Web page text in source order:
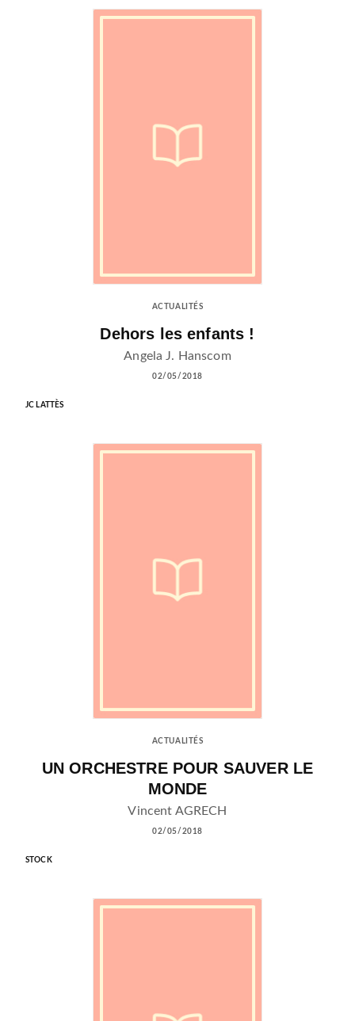
ACTUALITÉS
Dehors les enfants !
Angela J. Hanscom
02/05/2018
JC LATTÈS
ACTUALITÉS
UN ORCHESTRE POUR SAUVER LE
MONDE
Vincent AGRECH
02/05/2018
STOCK